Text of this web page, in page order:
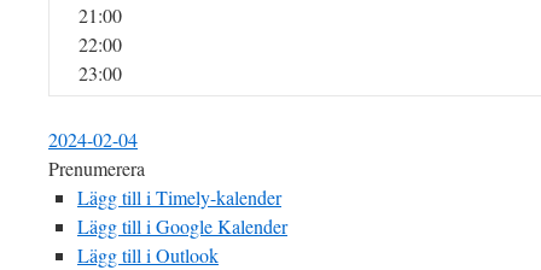
21:00
22:00
23:00
2024-02-04
Prenumerera
Lägg till i Timely-kalender
Lägg till i Google Kalender
Lägg till i Outlook